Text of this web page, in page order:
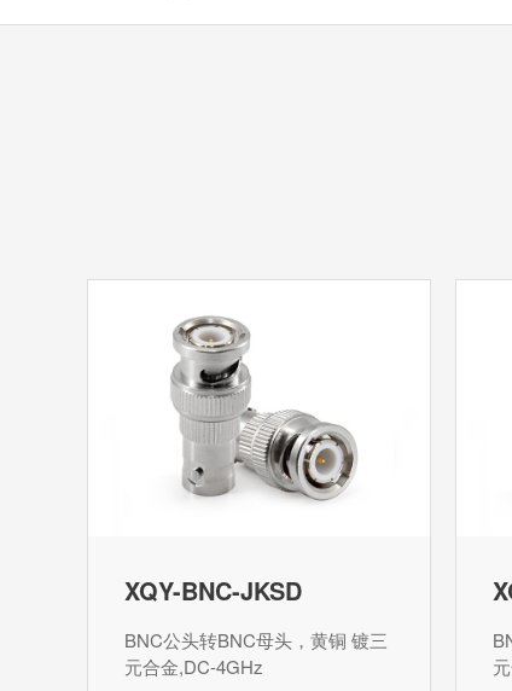
XQY-BNC-JKSD
BNC公头转BNC母头，黄铜 镀三
元合金,DC-4GHz